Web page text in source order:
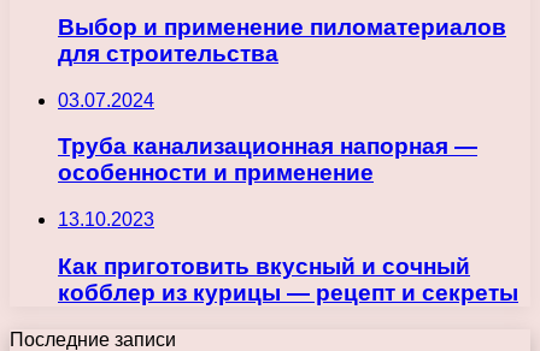
Выбор и применение пиломатериалов
для строительства
03.07.2024
Труба канализационная напорная —
особенности и применение
13.10.2023
Как приготовить вкусный и сочный
кобблер из курицы — рецепт и секреты
Последние записи